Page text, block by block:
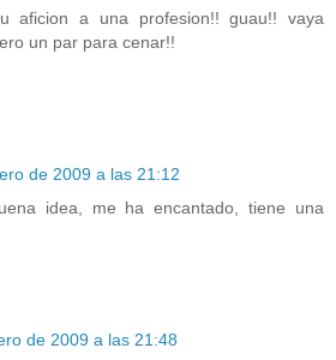
aficion a una profesion!! guau!! vaya
un par para cenar!!
de 2009 a las 21:12
idea, me ha encantado, tiene una
de 2009 a las 21:48